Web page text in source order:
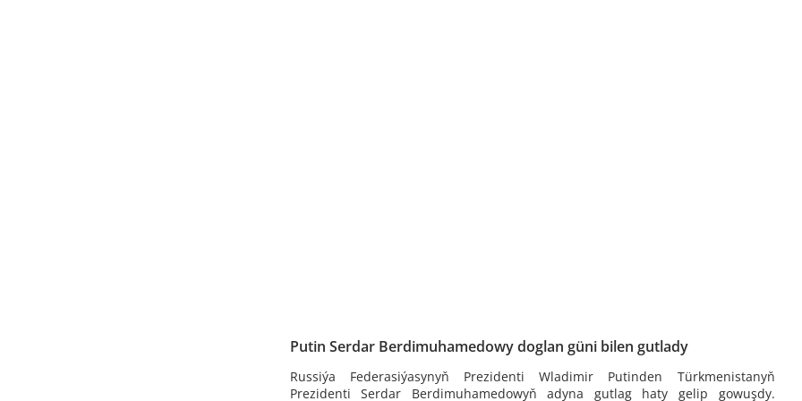
Putin Serdar Berdimuhamedowy doglan güni bilen gutlady
Russiýa Federasiýasynyň Prezidenti Wladimir Putinden Türkmenistanyň
Prezidenti Serdar Berdimuhamedowyň adyna gutlag haty gelip gowuşdy.